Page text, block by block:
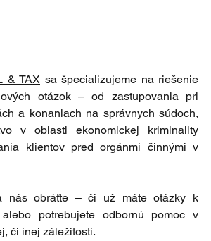
& TAX sa špecializujeme na riešenie
otázok – od zastupovania pri
a konaniach na správnych súdoch,
v oblasti ekonomickej kriminality
klientov pred orgánmi činnými v
nás obráťte – či už máte otázky k
potrebujete odbornú pomoc v
či inej záležitosti.